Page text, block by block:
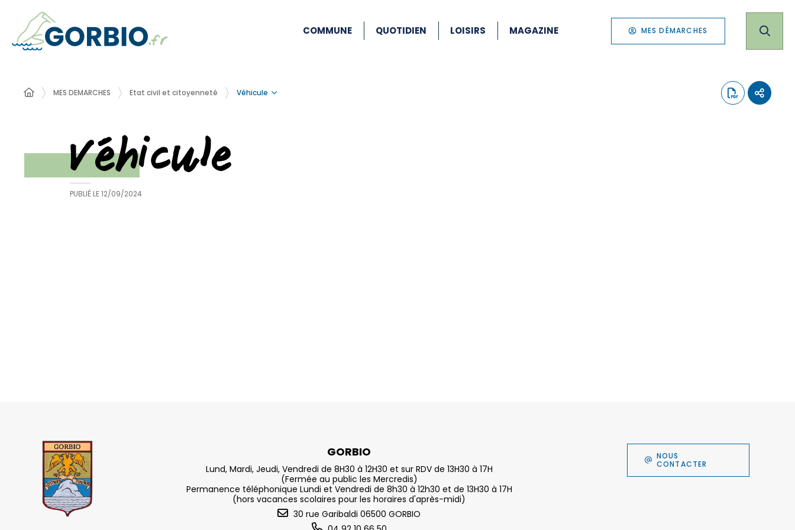
COMMUNE QUOTIDIEN LOISIRS MAGAZINE MES DÉMARCHES
MES DEMARCHES Etat civil et citoyenneté Véhicule
Véhicule
PUBLIÉ LE12/09/2024
GORBIO
Lund, Mardi, Jeudi, Vendredi de 8H30 à 12H30 et sur RDV de 13H30 à 17H
(Fermée au public les Mercredis)
Permanence téléphonique Lundi et Vendredi de 8h30 à 12h30 et de 13H30 à 17H
(hors vacances scolaires pour les horaires d'après-midi)
30 rue Garibaldi 06500 GORBIO
NOUS
CONTACTER